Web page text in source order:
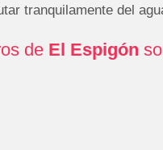
tranquilamente del
de El Espigón